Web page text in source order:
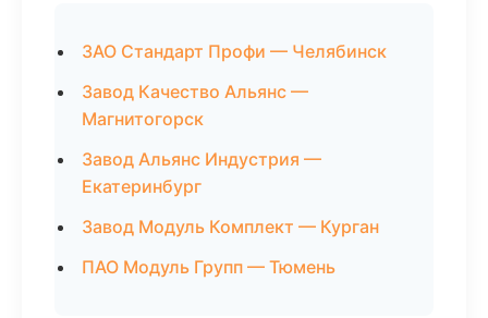
ЗАО Стандарт Профи — Челябинск
Завод Качество Альянс —
Магнитогорск
Завод Альянс Индустрия —
Екатеринбург
Завод Модуль Комплект — Курган
ПАО Модуль Групп — Тюмень